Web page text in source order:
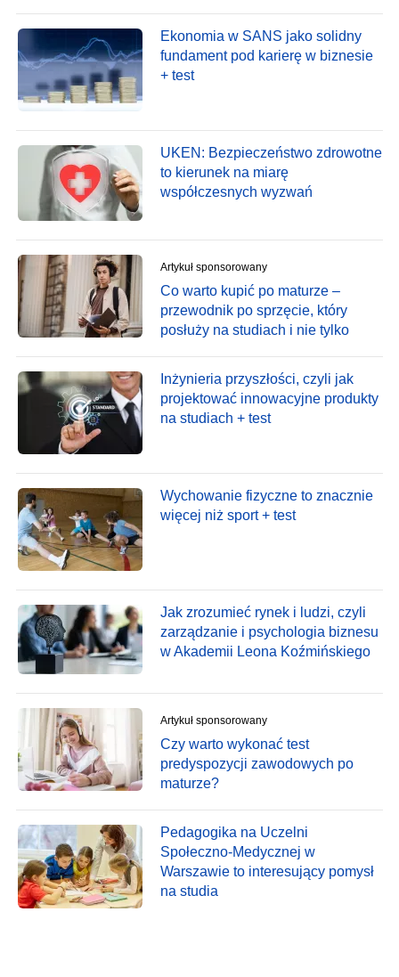
Ekonomia w SANS jako solidny
fundament pod karierę w biznesie
+ test
UKEN: Bezpieczeństwo zdrowotne
to kierunek na miarę
współczesnych wyzwań
Artykuł sponsorowany
Co warto kupić po maturze –
przewodnik po sprzęcie, który
posłuży na studiach i nie tylko
Inżynieria przyszłości, czyli jak
projektować innowacyjne produkty
na studiach + test
Wychowanie fizyczne to znacznie
więcej niż sport + test
Jak zrozumieć rynek i ludzi, czyli
zarządzanie i psychologia biznesu
w Akademii Leona Koźmińskiego
Artykuł sponsorowany
Czy warto wykonać test
predyspozycji zawodowych po
maturze?
Pedagogika na Uczelni
Społeczno-Medycznej w
Warszawie to interesujący pomysł
na studia